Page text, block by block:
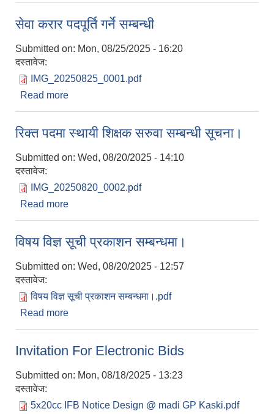
सेवा करार पदपूर्ति गर्ने सम्बन्धी
Submitted on: Mon, 08/25/2025 - 16:20
दस्तावेज:
IMG_20250825_0001.pdf
Read more
रिक्त पदमा स्थायी शिक्षक सरुवा सम्बन्धी सूचना।
Submitted on: Wed, 08/20/2025 - 14:10
दस्तावेज:
IMG_20250820_0002.pdf
Read more
विषय विज्ञ सूची प्रकाशन सम्बन्धमा।
Submitted on: Wed, 08/20/2025 - 12:57
दस्तावेज:
विषय विज्ञ सूची प्रकाशन सम्बन्धमा।.pdf
Read more
Invitation For Electronic Bids
Submitted on: Mon, 08/18/2025 - 13:23
दस्तावेज:
5x20cc IFB Notice Design @ madi GP Kaski.pdf